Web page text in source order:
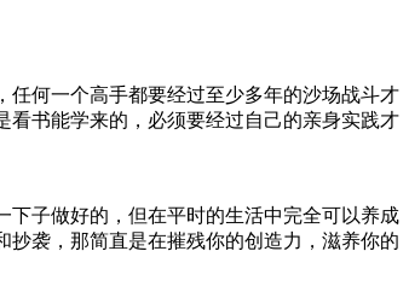
何一个高手都要经过至少多年的沙场战斗才
书能学来的，必须要经过自己的亲身实践才
子做好的，但在平时的生活中完全可以养成
袭，那简直是在摧残你的创造力，滋养你的